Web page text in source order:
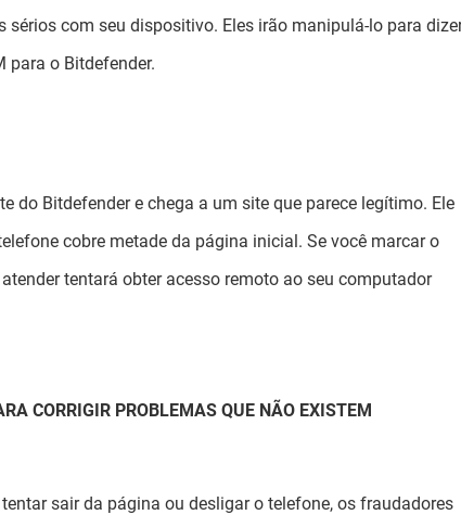
com seu dispositivo. Eles irão manipulá-lo para
para o Bitdefender.
do Bitdefender e chega a um site que parece legítimo. Ele
cobre metade da página inicial. Se você marcar o
tentará obter acesso remoto ao seu computador
CORRIGIR PROBLEMAS QUE NÃO EXISTEM
tentar sair da página ou desligar o telefone, os fraudadores